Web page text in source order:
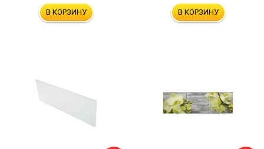
В КОРЗИНУ В КОРЗИНУ